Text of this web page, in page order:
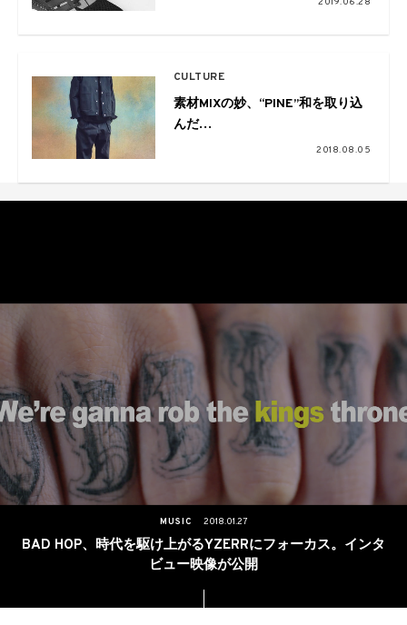
2019.06.28
CULTURE
素材MIXの妙、“PINE”和を取り込
んだ
18AWCOLLECTION LOOKを公開
2018.08.05
MUSIC 2018.01.27
BAD HOP、時代を駆け上がるYZERRにフォーカス。インタ
ビュー映像が公開